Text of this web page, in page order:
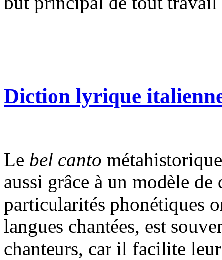
Diction lyrique
Le bel canto
aussi grâce à un modèle
particularités phonétiques
langues chantées, est
chanteurs, car il facilite